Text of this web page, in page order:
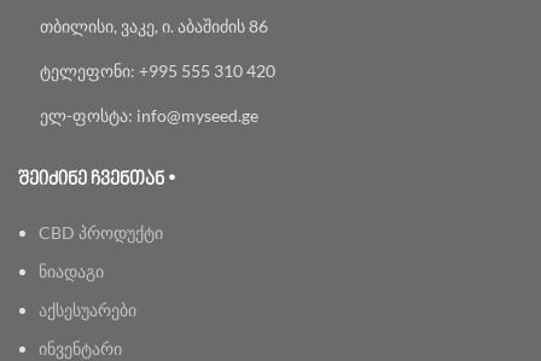
თბილისი, ვაკე, ი. აბაშიძის 86
ტელეფონი: +995 555 310 420
ელ-ფოსტა: info@myseed.ge
ᲨᲔᲘᲫᲘᲜᲔ ᲩᲕᲔᲜᲗᲐᲜ •
CBD პროდუქტი
ნიადაგი
აქსესუარები
ინვენტარი